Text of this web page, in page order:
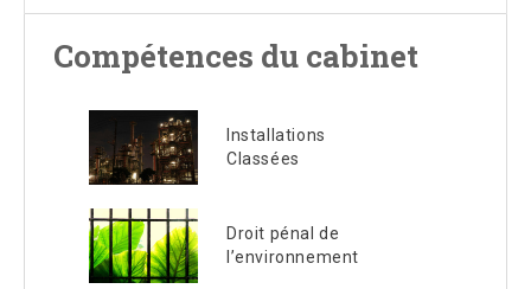
Compétences du cabinet
Installations
Classées
Droit pénal de
l’environnement